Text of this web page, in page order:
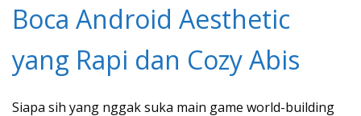
Boca Android Aesthetic
yang Rapi dan Cozy Abis
Siapa sih yang nggak suka main game world-building